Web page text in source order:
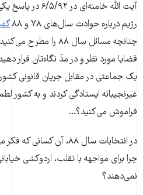
آیت الله
رژیم درباره حوادث سال‌های ۷۸ و ۸۸
چنانچه مسائل سال ۸۸
قضایا مورد نظر و در مدّ نگاه‌تان قرار
یک جماعتى در مقابل جریان قانونى
غیرنجیبانه ایستادگى کردند و به کشور
فراموش می‌کنید؟...
در انتخابات سال ۸۸، آن
چرا براى مواجهه با تقلب، اردوکشى
نمی‌دهند؟